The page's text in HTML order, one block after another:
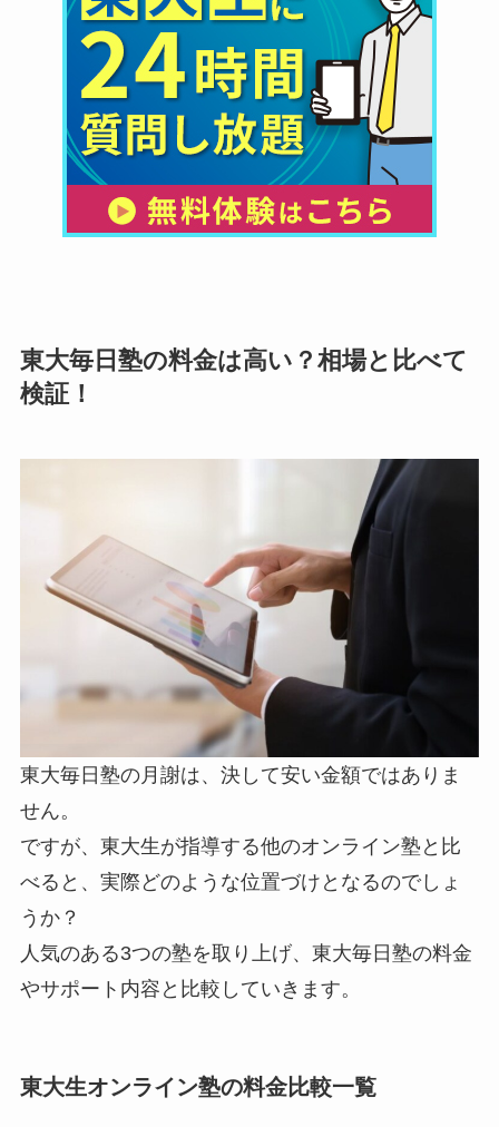
東大毎日塾の料金は高い？相場と比べて
検証！
東大毎日塾の月謝は、決して安い金額ではありま
せん。
ですが、東大生が指導する他のオンライン塾と比
べると、実際どのような位置づけとなるのでしょ
うか？
人気のある3つの塾を取り上げ、東大毎日塾の料金
やサポート内容と比較していきます。
東大生オンライン塾の料金比較一覧